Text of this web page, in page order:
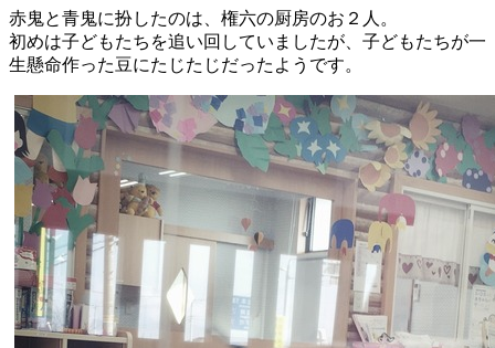
赤鬼と青鬼に扮したのは、権六の厨房のお２人。
初めは子どもたちを追い回していましたが、子どもたちが一
生懸命作った豆にたじたじだったようです。